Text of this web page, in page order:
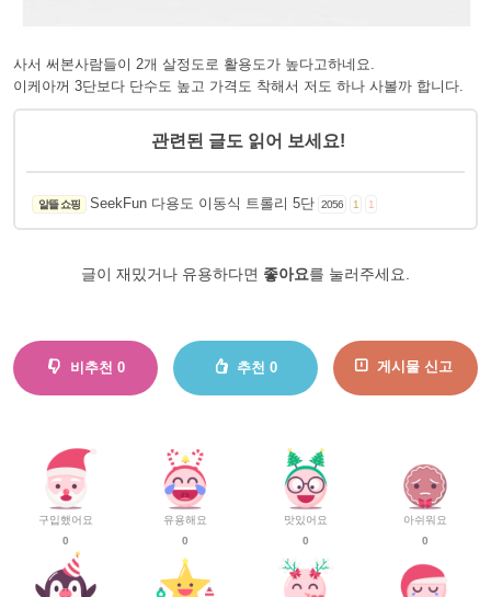
사서 써본사람들이 2개 살정도로 활용도가 높다고하네요.
이케아꺼 3단보다 단수도 높고 가격도 착해서 저도 하나 사볼까 합니다.
관련된 글도 읽어 보세요!
알뜰 쇼핑 SeekFun 다용도 이동식 트롤리 5단 2056 1 1
글이 재밌거나 유용하다면 좋아요를 눌러주세요.
비추천 0 추천 0 게시물 신고
구입했어요
0
유용해요
0
맛있어요
0
아쉬워요
0